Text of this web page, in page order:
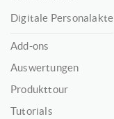
Digitale Personalakte
Add-ons
Auswertungen
Produkttour
Tutorials